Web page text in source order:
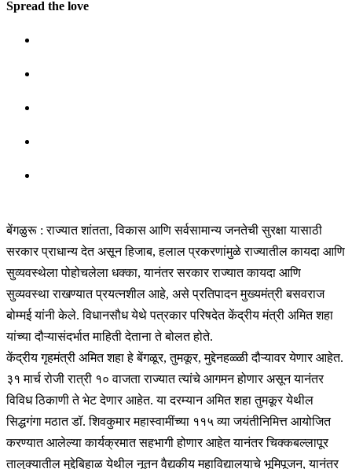
Spread the love
बेंगळुरू : राज्यात शांतता, विकास आणि सर्वसामान्य जनतेची सुरक्षा यासाठी
सरकार प्राधान्य देत असून हिजाब, हलाल प्रकरणांमुळे राज्यातील कायदा आणि
सुव्यवस्थेला पोहोचलेला धक्का, यानंतर सरकार राज्यात कायदा आणि
सुव्यवस्था राखण्यात प्रयत्नशील आहे, असे प्रतिपादन मुख्यमंत्री बसवराज
बोम्मई यांनी केले. विधानसौध येथे पत्रकार परिषदेत केंद्रीय मंत्री अमित शहा
यांच्या दौऱ्यासंदर्भात माहिती देताना ते बोलत होते.
केंद्रीय गृहमंत्री अमित शहा हे बेंगळूर, तुमकूर, मुद्देनहळ्ळी दौऱ्यावर येणार आहेत.
३१ मार्च रोजी रात्री १० वाजता राज्यात त्यांचे आगमन होणार असून यानंतर
विविध ठिकाणी ते भेट देणार आहेत. या दरम्यान अमित शहा तुमकूर येथील
सिद्धगंगा मठात डॉ. शिवकुमार महास्वामींच्या ११५ व्या जयंतीनिमित्त आयोजित
करण्यात आलेल्या कार्यक्रमात सहभागी होणार आहेत यानंतर चिक्कबल्लापूर
तालुक्यातील मुद्देबिहाळ येथील नूतन वैद्यकीय महाविद्यालयाचे भूमिपूजन, यानंतर